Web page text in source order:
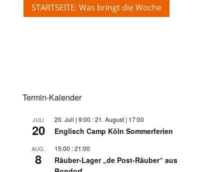
STARTSEITE: Was bringt die Woche
Termin-Kalender
JULI
20
20. Juli | 9:00 :21. August | 17:00
Englisch Camp Köln Sommerferien
AUG.
8
15:00 :21:00
Räuber-Lager „de Post-Räuber“ aus